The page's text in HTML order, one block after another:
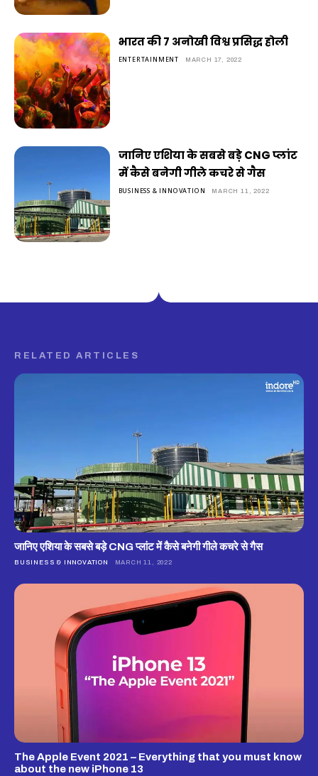
भारत की 7 अनोखी विश्व प्रसिद्ध होली
ENTERTAINMENT MARCH 17, 2022
जानिए एशिया के सबसे बड़े CNG प्लांट
में कैसे बनेगी गीले कचरे से गैस
BUSINESS & INNOVATION MARCH 11, 2022
RELATED ARTICLES
जानिए एशिया के सबसे बड़े CNG प्लांट में कैसे बनेगी गीले कचरे से गैस
BUSINESS & INNOVATION MARCH 11, 2022
The Apple Event 2021 – Everything that you must know
about the new iPhone 13